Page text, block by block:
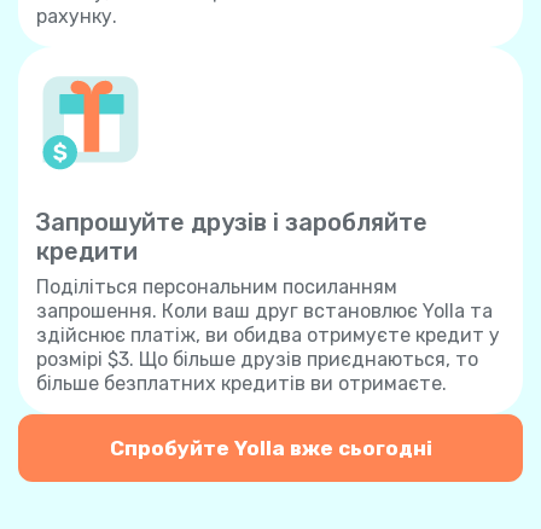
рахунку.
Запрошуйте друзів і заробляйте
кредити
Поділіться персональним посиланням
запрошення. Коли ваш друг встановлює Yolla та
здійснює платіж, ви обидва отримуєте кредит у
розмірі $3. Що більше друзів приєднаються, то
більше безплатних кредитів ви отримаєте.
Спробуйте Yolla вже сьогодні